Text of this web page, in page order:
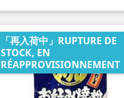
「再入荷中」RUPTURE DE
STOCK, EN
RÉAPPROVISIONNEMENT